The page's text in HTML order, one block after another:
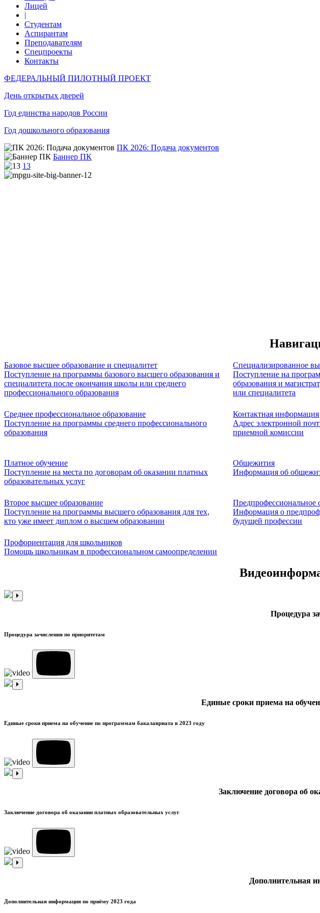
Лицей
|
Студентам
Аспирантам
Преподавателям
Спецпроекты
Контакты
ФЕДЕРАЛЬНЫЙ ПИЛОТНЫЙ ПРОЕКТ
День открытых дверей
Год единства народов России
Год дошкольного образования
ПК 2026: Подача документов
Баннер ПК
13
Базовое высшее образование и специалитет
Поступление на программы базового высшего образования и
специалитета после окончания школы или среднего
профессионального образования
Специализированное
Поступление на
образования и
или специалитета
Среднее профессиональное образование
Поступление на программы среднего профессионального
образования
Контактная информация
Адрес электронной
приемной комиссии
Платное обучение
Поступление на места по договорам об оказании платных
образовательных услуг
Общежития
Информация об
Второе высшее образование
Поступление на программы высшего образования для тех,
кто уже имеет диплом о высшем образовании
Предпрофессиональное
Информация о
будущей профессии
Профориентация для школьников
Помощь школьникам в профессиональном самоопределении
Процедура
Процедура зачисления по приоритетам
Единые сроки приема на
Единые сроки приема на обучение по программам бакалавриата в 2023 году
Заключение договора об
Заключение договора об оказании платных образовательных услуг
Дополнительная
Дополнительная информация по приёму 2023 года